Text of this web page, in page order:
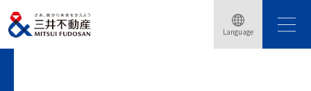
Language
トップページ ニュースリリース
アウトレットパーク「ジャズドリーム長島」スケールアップオープン(2007年9月20
日)